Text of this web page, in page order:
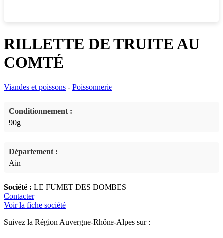
RILLETTE DE TRUITE AU
COMTÉ
Viandes et poissons - Poissonnerie
Conditionnement :
90g
Département :
Ain
Société : LE FUMET DES DOMBES
Contacter
Voir la fiche société
Suivez la Région Auvergne-Rhône-Alpes sur :